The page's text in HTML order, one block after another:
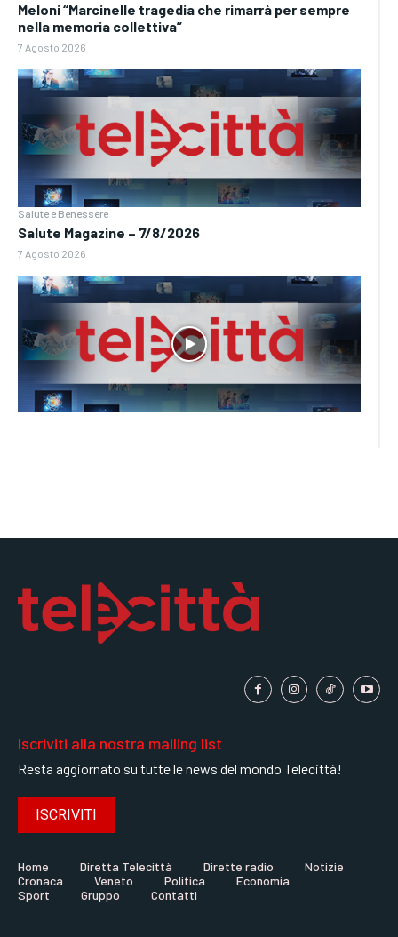
Meloni “Marcinelle tragedia che rimarrà per sempre
nella memoria collettiva”
7 Agosto 2026
Salute e Benessere
Salute Magazine – 7/8/2026
7 Agosto 2026
Iscriviti alla nostra mailing list
Resta aggiornato su tutte le news del mondo Telecittà!
ISCRIVITI
Home Diretta Telecittà Dirette radio
Notizie
Cronaca
Veneto Politica
Economia
Sport
Gruppo Contatti